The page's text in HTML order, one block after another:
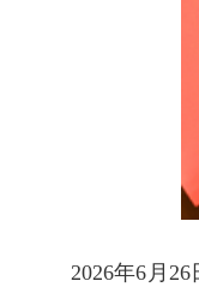
2026年6月